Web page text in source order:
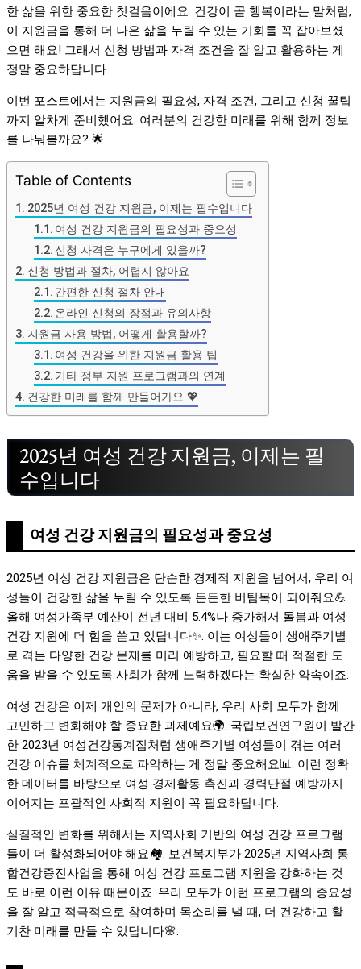
한 삶을 위한 중요한 첫걸음이에요. 건강이 곧 행복이라는 말처럼,
이 지원금을 통해 더 나은 삶을 누릴 수 있는 기회를 꼭 잡아보셨
으면 해요! 그래서 신청 방법과 자격 조건을 잘 알고 활용하는 게
정말 중요하답니다.
이번 포스트에서는 지원금의 필요성, 자격 조건, 그리고 신청 꿀팁
까지 알차게 준비했어요. 여러분의 건강한 미래를 위해 함께 정보
를 나눠볼까요? 🌟
Table of Contents
2025년 여성 건강 지원금, 이제는 필수입니다
여성 건강 지원금의 필요성과 중요성
신청 자격은 누구에게 있을까?
신청 방법과 절차, 어렵지 않아요
간편한 신청 절차 안내
온라인 신청의 장점과 유의사항
지원금 사용 방법, 어떻게 활용할까?
여성 건강을 위한 지원금 활용 팁
기타 정부 지원 프로그램과의 연계
건강한 미래를 함께 만들어가요 💖
2025년 여성 건강 지원금, 이제는 필
수입니다
여성 건강 지원금의 필요성과 중요성
2025년 여성 건강 지원금은 단순한 경제적 지원을 넘어서, 우리 여
성들이 건강한 삶을 누릴 수 있도록 든든한 버팀목이 되어줘요💪.
올해 여성가족부 예산이 전년 대비 5.4%나 증가해서 돌봄과 여성
건강 지원에 더 힘을 쏟고 있답니다✨. 이는 여성들이 생애주기별
로 겪는 다양한 건강 문제를 미리 예방하고, 필요할 때 적절한 도
움을 받을 수 있도록 사회가 함께 노력하겠다는 확실한 약속이죠.
여성 건강은 이제 개인의 문제가 아니라, 우리 사회 모두가 함께
고민하고 변화해야 할 중요한 과제예요🌍. 국립보건연구원이 발간
한 2023년 여성건강통계집처럼 생애주기별 여성들이 겪는 여러
건강 이슈를 체계적으로 파악하는 게 정말 중요해요📊. 이런 정확
한 데이터를 바탕으로 여성 경제활동 촉진과 경력단절 예방까지
이어지는 포괄적인 사회적 지원이 꼭 필요하답니다.
실질적인 변화를 위해서는 지역사회 기반의 여성 건강 프로그램
들이 더 활성화되어야 해요🏘️. 보건복지부가 2025년 지역사회 통
합건강증진사업을 통해 여성 건강 프로그램 지원을 강화하는 것
도 바로 이런 이유 때문이죠. 우리 모두가 이런 프로그램의 중요성
을 잘 알고 적극적으로 참여하며 목소리를 낼 때, 더 건강하고 활
기찬 미래를 만들 수 있답니다🌸.